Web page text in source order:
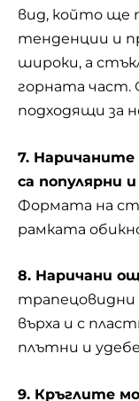
вид, който ще
тенденции и
широки, а
горната част.
подходящи за
7. Наричаните
са популярни
Формата на
рамката
8. Наричани
трапецовидни
върха и с
плътни и
9. Кръглите